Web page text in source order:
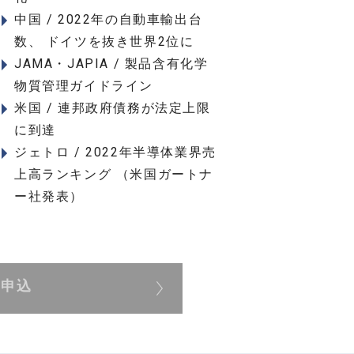
中国 / 2022年の自動車輸出台
数、 ドイツを抜き世界2位に
JAMA・JAPIA / 製品含有化学
物質管理ガイドライン
米国 / 連邦政府債務が法定上限
に到達
ジェトロ / 2022年半導体業界売
上高ランキング （米国ガートナ
ー社発表）
込